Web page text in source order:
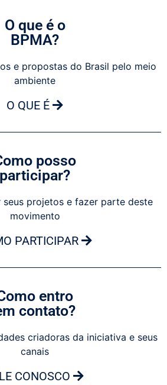
O que é o
BPMA?
e propostas do Brasil pelo meio
ambiente
O QUE É
posso
participar?
seus projetos e fazer parte deste
movimento
PARTICIPAR
entro
contato?
criadoras da iniciativa e seus
canais
CONOSCO